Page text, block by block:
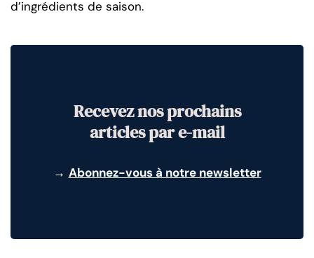
d’ingrédients de saison.
Recevez nos prochains
articles par e-mail
→ Abonnez-vous à notre newsletter